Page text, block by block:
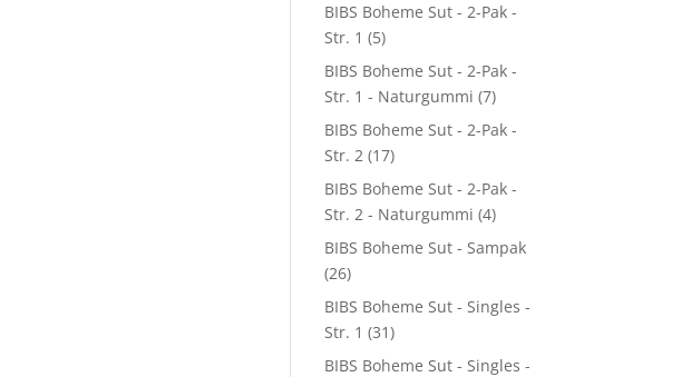
BIBS Boheme Sut - 2-Pak -
Str. 1 (5)
BIBS Boheme Sut - 2-Pak -
Str. 1 - Naturgummi (7)
BIBS Boheme Sut - 2-Pak -
Str. 2 (17)
BIBS Boheme Sut - 2-Pak -
Str. 2 - Naturgummi (4)
BIBS Boheme Sut - Sampak
(26)
BIBS Boheme Sut - Singles -
Str. 1 (31)
BIBS Boheme Sut - Singles -